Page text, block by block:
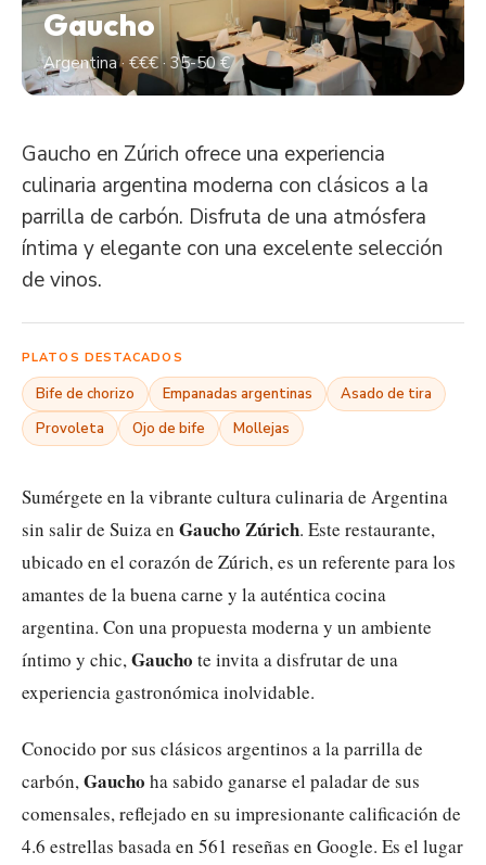
Gaucho
Argentina · €€€ · 35-50 €
Gaucho en Zúrich ofrece una experiencia
culinaria argentina moderna con clásicos a la
parrilla de carbón. Disfruta de una atmósfera
íntima y elegante con una excelente selección
de vinos.
PLATOS DESTACADOS
Bife de chorizo Empanadas argentinas
Asado de tira
Provoleta
Ojo de bife Mollejas
Sumérgete en la vibrante cultura culinaria de Argentina
sin salir de Suiza en Gaucho Zúrich. Este restaurante,
ubicado en el corazón de Zúrich, es un referente para los
amantes de la buena carne y la auténtica cocina
argentina. Con una propuesta moderna y un ambiente
íntimo y chic,Gaucho te invita a disfrutar de una
experiencia gastronómica inolvidable.
Conocido por sus clásicos argentinos a la parrilla de
carbón,Gaucho ha sabido ganarse el paladar de sus
comensales, reflejado en su impresionante calificación de
4.6 estrellas basada en 561 reseñas en Google. Es el lugar